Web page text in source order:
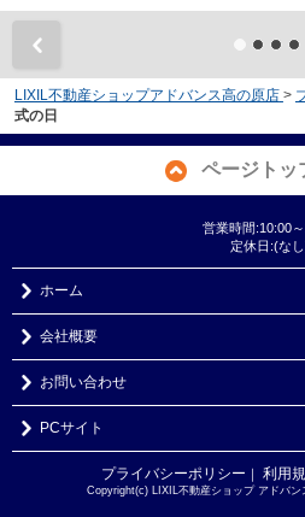
LIXIL不動産ショップアドバンス高の原店 >
式の日
ページトッ
営業時間:10:00
定休日:(な
ホーム
会社概要
お問い合わせ
PCサイト
プライバシーポリシー ｜ 利用
Copyright(c) LIXIL不動産ショップ アドバン